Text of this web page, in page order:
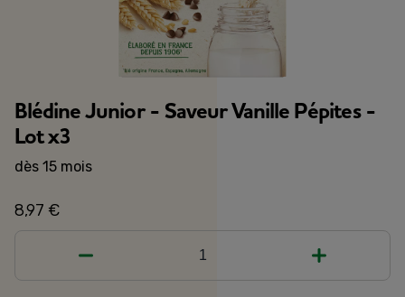
Blédine Junior - Saveur Vanille Pépites -
Lot x3
dès 15 mois
8,97 €
1